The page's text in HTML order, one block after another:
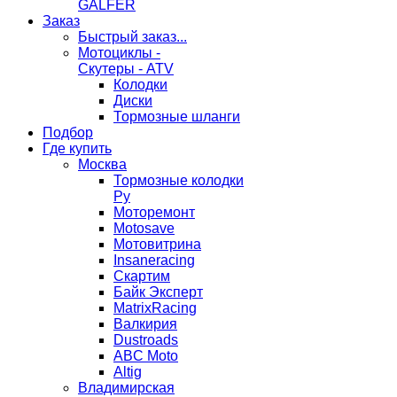
GALFER
Заказ
Быстрый заказ...
Мотоциклы -
Скутеры - ATV
Колодки
Диски
Тормозные шланги
Подбор
Где купить
Москва
Тормозные колодки
Ру
Моторемонт
Motosave
Мотовитрина
Insaneracing
Скартим
Байк Эксперт
MatrixRacing
Валкирия
Dustroads
ABC Moto
Altig
Владимирская